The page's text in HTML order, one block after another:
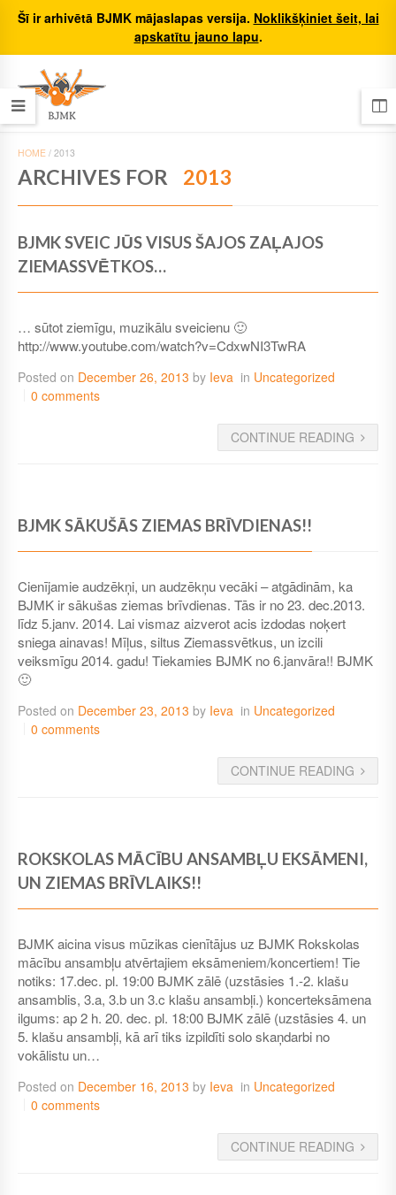
Šī ir arhivētā BJMK mājaslapas versija. Noklikšķiniet šeit, lai
apskatītu jauno lapu.
HOME / 2013
ARCHIVES FOR 2013
BJMK SVEIC JŪS VISUS ŠAJOS ZAĻAJOS
ZIEMASSVĒTKOS…
… sūtot ziemīgu, muzikālu sveicienu 🙂
http://www.youtube.com/watch?v=CdxwNI3TwRA
Posted on December 26, 2013 by Ieva in Uncategorized
0 comments
CONTINUE READING
BJMK SĀKUŠĀS ZIEMAS BRĪVDIENAS!!
Cienījamie audzēkņi, un audzēkņu vecāki – atgādinām, ka
BJMK ir sākušas ziemas brīvdienas. Tās ir no 23. dec.2013.
līdz 5.janv. 2014. Lai vismaz aizverot acis izdodas noķert
sniega ainavas! Mīļus, siltus Ziemassvētkus, un izcili
veiksmīgu 2014. gadu! Tiekamies BJMK no 6.janvāra!! BJMK
🙂
Posted on December 23, 2013 by Ieva in Uncategorized
0 comments
CONTINUE READING
ROKSKOLAS MĀCĪBU ANSAMBĻU EKSĀMENI,
UN ZIEMAS BRĪVLAIKS!!
BJMK aicina visus mūzikas cienītājus uz BJMK Rokskolas
mācību ansambļu atvērtajiem eksāmeniem/koncertiem! Tie
notiks: 17.dec. pl. 19:00 BJMK zālē (uzstāsies 1.-2. klašu
ansamblis, 3.a, 3.b un 3.c klašu ansambļi.) koncerteksāmena
ilgums: ap 2 h. 20. dec. pl. 18:00 BJMK zālē (uzstāsies 4. un
5. klašu ansambļi, kā arī tiks izpildīti solo skaņdarbi no
vokālistu un…
Posted on December 16, 2013 by Ieva in Uncategorized
0 comments
CONTINUE READING